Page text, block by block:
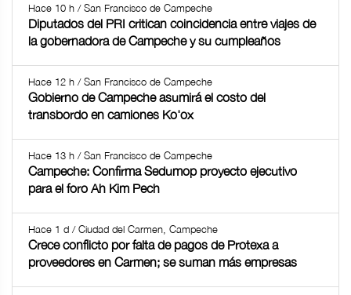
Hace 10 h / San Francisco de Campeche
Diputados del PRI critican coincidencia entre viajes de
la gobernadora de Campeche y su cumpleaños
Hace 12 h / San Francisco de Campeche
Gobierno de Campeche asumirá el costo del
transbordo en camiones Ko'ox
Hace 13 h / San Francisco de Campeche
Campeche: Confirma Sedumop proyecto ejecutivo
para el foro Ah Kim Pech
Hace 1 d / Ciudad del Carmen, Campeche
Crece conflicto por falta de pagos de Protexa a
proveedores en Carmen; se suman más empresas